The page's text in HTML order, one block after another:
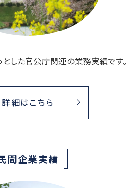
した官公庁関連の業務実績です。
詳細はこちら
間企業実績